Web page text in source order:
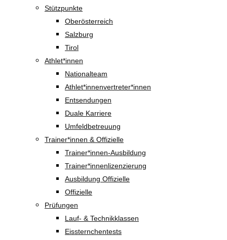
Stützpunkte
Oberösterreich
Salzburg
Tirol
Athlet*innen
Nationalteam
Athlet*innenvertreter*innen
Entsendungen
Duale Karriere
Umfeldbetreuung
Trainer*innen & Offizielle
Trainer*innen-Ausbildung
Trainer*innenlizenzierung
Ausbildung Offizielle
Offizielle
Prüfungen
Lauf- & Technikklassen
Eissternchentests